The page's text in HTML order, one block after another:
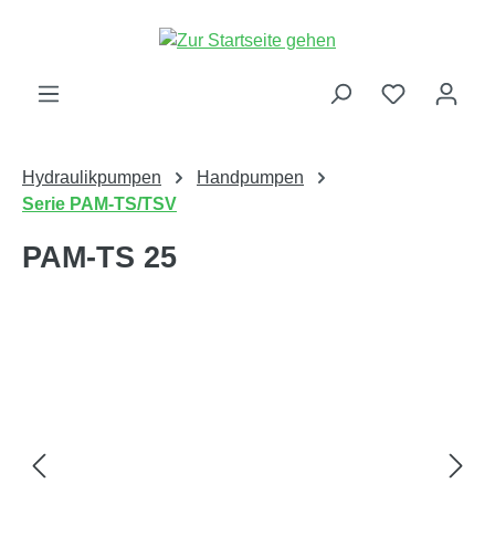
Hydraulikpumpen
Handpumpen
Serie PAM-TS/TSV
PAM-TS 25